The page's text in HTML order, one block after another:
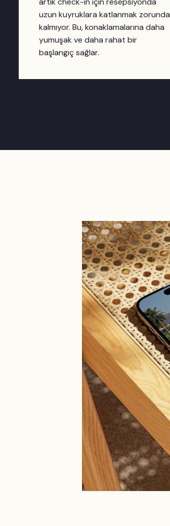
uzun kuyruklara katlanmak zorunda
kalmıyor. Bu, konaklamalarına daha
yumuşak ve daha rahat bir
başlangıç sağlar.